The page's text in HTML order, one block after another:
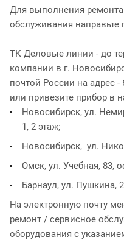
Для выполнения ремонта
обслуживания направьте
ТК Деловые линии - до
компании в г.
почтой России на адрес -
или привезите прибор в
Новосибирск, ул.
1, 2 этаж;
Новосибирск, ул.
Омск, ул. Учебная, 83,
Барнаул, ул. Пушкина,
На электронную почту
ремонт / сервисное
оборудования с